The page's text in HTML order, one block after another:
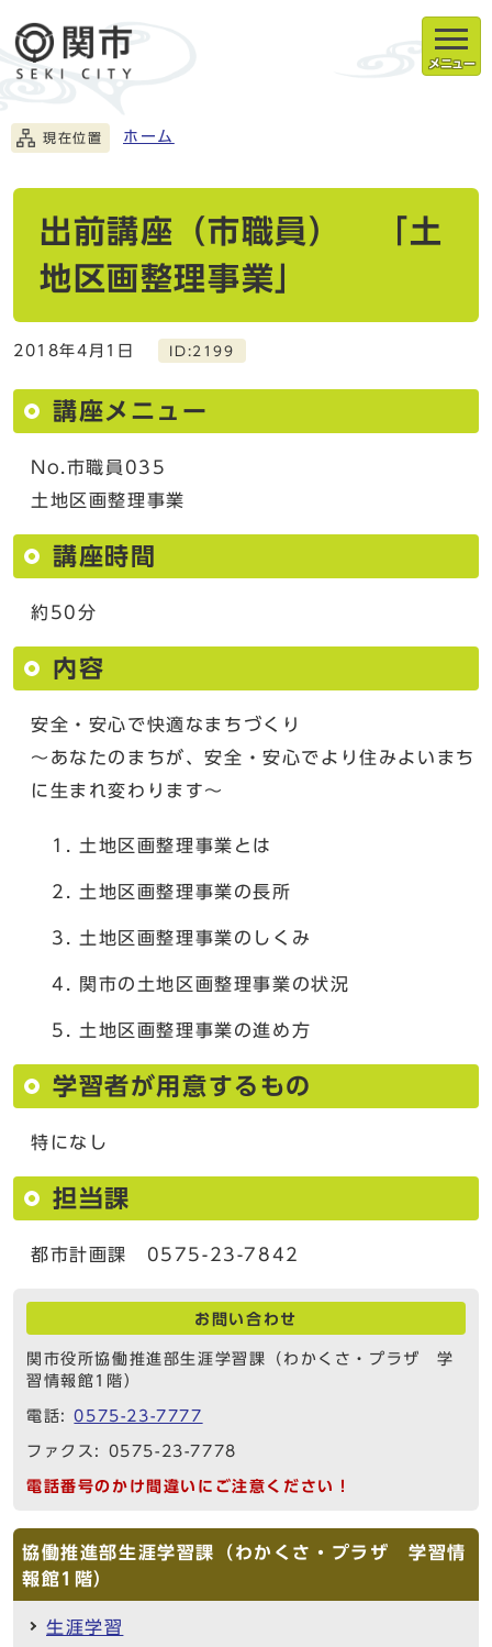
メニュー
現在位置 ホーム
出前講座（市職員） 「土
地区画整理事業」
2018年4月1日 ID:2199
講座メニュー
No.市職員035
土地区画整理事業
講座時間
約50分
内容
安全・安心で快適なまちづくり
～あなたのまちが、安全・安心でより住みよいまち
に生まれ変わります～
土地区画整理事業とは
土地区画整理事業の長所
土地区画整理事業のしくみ
関市の土地区画整理事業の状況
土地区画整理事業の進め方
学習者が用意するもの
特になし
担当課
都市計画課 0575-23-7842
お問い合わせ
関市役所協働推進部生涯学習課（わかくさ・プラザ 学
習情報館1階）
電話:0575-23-7777
ファクス: 0575-23-7778
電話番号のかけ間違いにご注意ください！
協働推進部生涯学習課（わかくさ・プラザ 学習情
報館1階）
生涯学習